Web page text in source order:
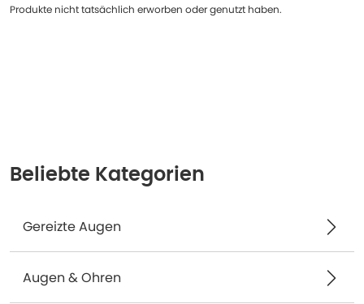
Produkte nicht tatsächlich erworben oder genutzt haben.
Beliebte Kategorien
Gereizte Augen
Augen & Ohren